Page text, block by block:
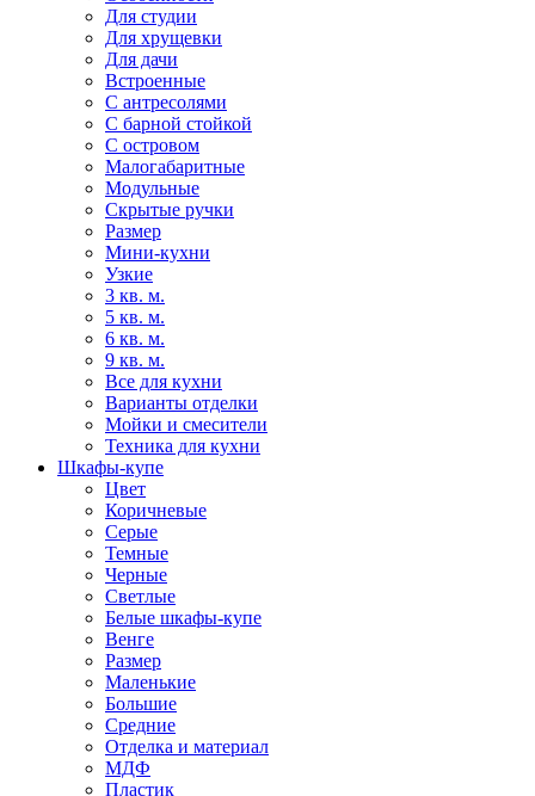
Для студии
Для хрущевки
Для дачи
Встроенные
С антресолями
С барной стойкой
С островом
Малогабаритные
Модульные
Скрытые ручки
Размер
Мини-кухни
Узкие
3 кв. м.
5 кв. м.
6 кв. м.
9 кв. м.
Все для кухни
Варианты отделки
Мойки и смесители
Техника для кухни
Шкафы-купе
Цвет
Коричневые
Серые
Темные
Черные
Светлые
Белые шкафы-купе
Венге
Размер
Маленькие
Большие
Средние
Отделка и материал
МДФ
Пластик